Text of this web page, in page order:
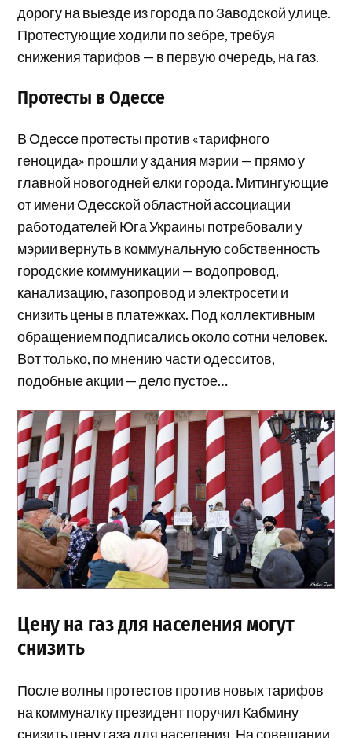
дорогу на выезде из города по Заводской улице.
Протестующие ходили по зебре, требуя
снижения тарифов — в первую очередь, на газ.
Протесты в Одессе
В Одессе протесты против «тарифного
геноцида» прошли у здания мэрии — прямо у
главной новогодней елки города. Митингующие
от имени Одесской областной ассоциации
работодателей Юга Украины потребовали у
мэрии вернуть в коммунальную собственность
городские коммуникации — водопровод,
канализацию, газопровод и электросети и
снизить цены в платежках. Под коллективным
обращением подписались около сотни человек.
Вот только, по мнению части одесситов,
подобные акции — дело пустое…
Цену на газ для населения могут
снизить
После волны протестов против новых тарифов
на коммуналку президент поручил Кабмину
снизить цену газа для населения. На совещании